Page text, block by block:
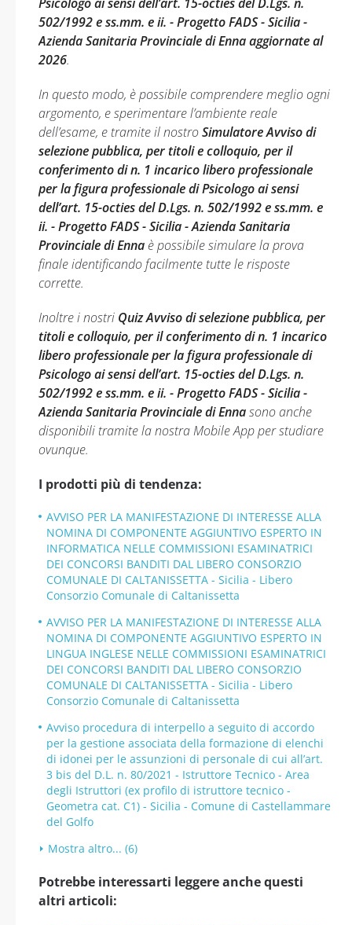
502/1992 e ss.mm. e ii. - Progetto FADS - Sicilia -
Azienda Sanitaria Provinciale di Enna aggiornate al
2026.
In questo modo, è possibile comprendere meglio ogni
argomento, e sperimentare l’ambiente reale
dell’esame, e tramite il nostroSimulatore Avviso di
selezione pubblica, per titoli e colloquio, per il
conferimento di n. 1 incarico libero professionale
per la figura professionale di Psicologo ai sensi
dell’art. 15-octies del D.Lgs. n. 502/1992 e ss.mm. e
ii. - Progetto FADS - Sicilia - Azienda Sanitaria
Provinciale di Enna è possibile simulare la prova
finale identificando facilmente tutte le risposte
corrette.
Inoltre i nostri Quiz Avviso di selezione pubblica, per
titoli e colloquio, per il conferimento di n. 1 incarico
libero professionale per la figura professionale di
Psicologo ai sensi dell’art. 15-octies del D.Lgs. n.
502/1992 e ss.mm. e ii. - Progetto FADS - Sicilia -
Azienda Sanitaria Provinciale di Ennasono anche
disponibili tramite la nostra Mobile App per studiare
ovunque.
I prodotti più di tendenza:
AVVISO PER LA MANIFESTAZIONE DI INTERESSE ALLA
NOMINA DI COMPONENTE AGGIUNTIVO ESPERTO IN
INFORMATICA NELLE COMMISSIONI ESAMINATRICI
DEI CONCORSI BANDITI DAL LIBERO CONSORZIO
COMUNALE DI CALTANISSETTA - Sicilia - Libero
Consorzio Comunale di Caltanissetta
AVVISO PER LA MANIFESTAZIONE DI INTERESSE ALLA
NOMINA DI COMPONENTE AGGIUNTIVO ESPERTO IN
LINGUA INGLESE NELLE COMMISSIONI ESAMINATRICI
DEI CONCORSI BANDITI DAL LIBERO CONSORZIO
COMUNALE DI CALTANISSETTA - Sicilia - Libero
Consorzio Comunale di Caltanissetta
Avviso procedura di interpello a seguito di accordo
per la gestione associata della formazione di elenchi
di idonei per le assunzioni di personale di cui all’art.
3 bis del D.L. n. 80/2021 - Istruttore Tecnico - Area
degli Istruttori (ex profilo di istruttore tecnico -
Geometra cat. C1) - Sicilia - Comune di Castellammare
del Golfo
Mostra altro... (6)
Potrebbe interessarti leggere anche questi
altri articoli: